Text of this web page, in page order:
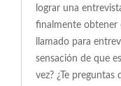
lograr una
finalmente obtener
llamado para
sensación de que
vez? ¿Te